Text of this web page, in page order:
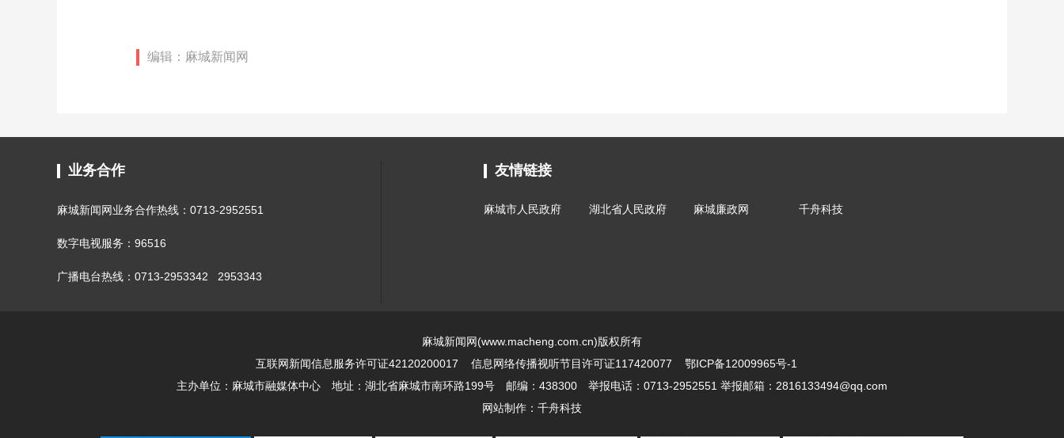
编辑：麻城新闻网
业务合作
麻城新闻网业务合作热线：0713-2952551
数字电视服务：96516
广播电台热线：0713-2953342 2953343
友情链接
麻城市人民政府 湖北省人民政府 麻城廉政网 千舟科技
麻城新闻网(www.macheng.com.cn)版权所有
互联网新闻信息服务许可证42120200017
信息网络传播视听节目许可证117420077
鄂ICP备12009965号-1
主办单位： 麻城市融媒体中心 地址：湖北省麻城市南环路199号 邮编：438300 举报电话：0713-2952551 举报邮箱：2816133494@qq.com
网站制作： 千舟科技